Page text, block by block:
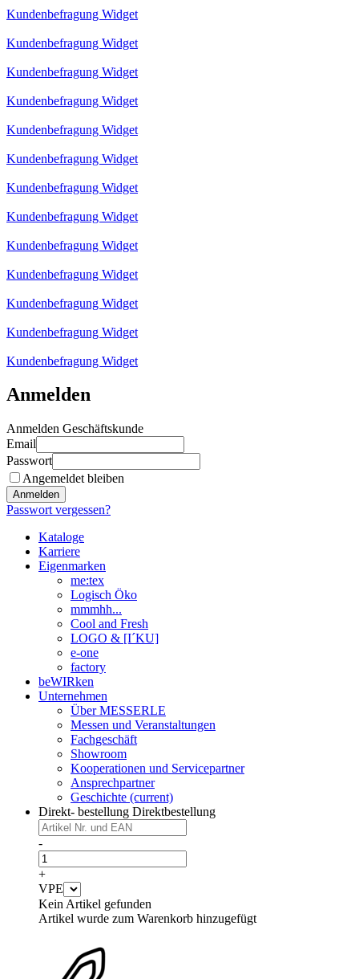
Kundenbefragung Widget
Kundenbefragung Widget
Kundenbefragung Widget
Kundenbefragung Widget
Kundenbefragung Widget
Kundenbefragung Widget
Kundenbefragung Widget
Kundenbefragung Widget
Kundenbefragung Widget
Kundenbefragung Widget
Kundenbefragung Widget
Kundenbefragung Widget
Kundenbefragung Widget
Anmelden
Anmelden Geschäftskunde
Email
Passwort
Angemeldet bleiben
Anmelden
Passwort vergessen?
Kataloge
Karriere
Eigenmarken
me:tex
Logisch Öko
mmmhh...
Cool and Fresh
LOGO & [I´KU]
e-one
factory
beWIRken
Unternehmen
Über MESSERLE
Messen und Veranstaltungen
Fachgeschäft
Showroom
Kooperationen und Servicepartner
Ansprechpartner
Geschichte (current)
Direkt- bestellung Direktbestellung
-
+
VPE
Kein Artikel gefunden
Artikel wurde zum Warenkorb hinzugefügt